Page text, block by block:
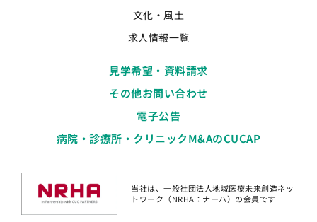
文化・風土
求人情報一覧
見学希望・資料請求
その他お問い合わせ
電子公告
病院・診療所・クリニックM&AのCUCAP
当社は、一般社団法人地域医療未来創造ネッ
トワーク（NRHA：ナーハ）の会員です